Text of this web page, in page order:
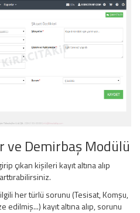
ve Demirbaş Modülü
çıkan kişileri kayıt altına alıp
her türlü sorunu (Tesisat, Komşu,
kayıt altına alıp, sorunu